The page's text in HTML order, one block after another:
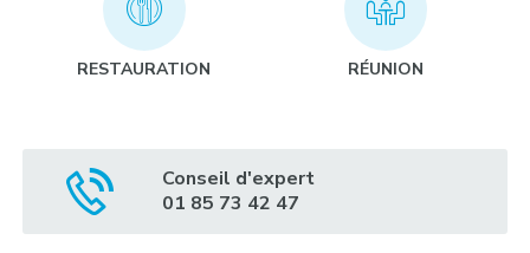
Croisière en goélette privatisée vers les îles du
golfe Saronique :
RESTAURATION RÉUNION
Conseil d'expert
01 85 73 42 47